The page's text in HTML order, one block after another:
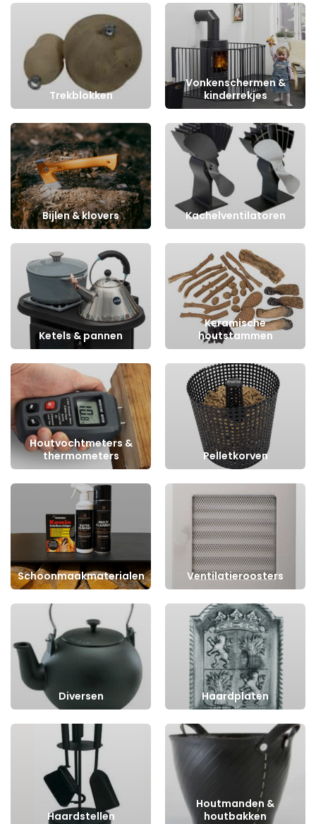
Trekblokken
Vonkenschermen &
kinderrekjes
Bijlen & klovers Kachelventilatoren
Ketels & pannen
Keramische
houtstammen
Houtvochtmeters &
thermometers
Pelletkorven
Schoonmaakmaterialen Ventilatieroosters
Diversen Haardplaten
Haardstellen
Houtmanden &
houtbakken